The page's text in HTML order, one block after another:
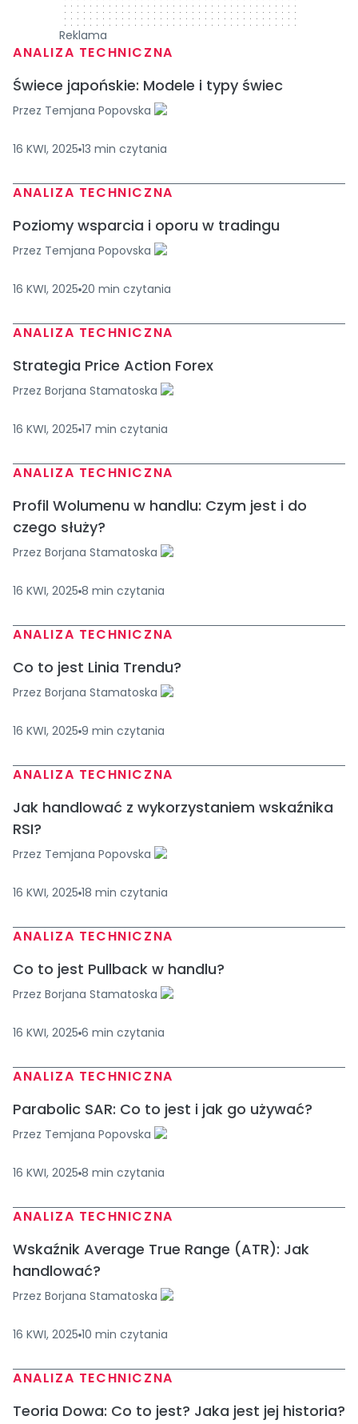
Reklama
ANALIZA TECHNICZNA
Świece japońskie: Modele i typy świec
Przez Temjana Popovska
16 KWI, 2025 13 min czytania
ANALIZA TECHNICZNA
Poziomy wsparcia i oporu w tradingu
Przez Temjana Popovska
16 KWI, 2025 20 min czytania
ANALIZA TECHNICZNA
Strategia Price Action Forex
Przez Borjana Stamatoska
16 KWI, 2025 17 min czytania
ANALIZA TECHNICZNA
Profil Wolumenu w handlu: Czym jest i do
czego służy?
Przez Borjana Stamatoska
16 KWI, 2025 8 min czytania
ANALIZA TECHNICZNA
Co to jest Linia Trendu?
Przez Borjana Stamatoska
16 KWI, 2025 9 min czytania
ANALIZA TECHNICZNA
Jak handlować z wykorzystaniem wskaźnika
RSI?
Przez Temjana Popovska
16 KWI, 2025 18 min czytania
ANALIZA TECHNICZNA
Co to jest Pullback w handlu?
Przez Borjana Stamatoska
16 KWI, 2025 6 min czytania
ANALIZA TECHNICZNA
Parabolic SAR: Co to jest i jak go używać?
Przez Temjana Popovska
16 KWI, 2025 8 min czytania
ANALIZA TECHNICZNA
Wskaźnik Average True Range (ATR): Jak
handlować?
Przez Borjana Stamatoska
16 KWI, 2025 10 min czytania
ANALIZA TECHNICZNA
Teoria Dowa: Co to jest? Jaka jest jej historia?